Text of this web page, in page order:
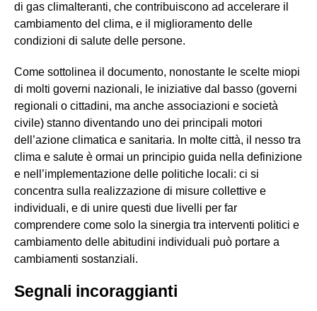
di gas climalteranti, che contribuiscono ad accelerare il
cambiamento del clima, e il miglioramento delle
condizioni di salute delle persone.
Come sottolinea il documento, nonostante le scelte miopi
di molti governi nazionali, le iniziative dal basso (governi
regionali o cittadini, ma anche associazioni e società
civile) stanno diventando uno dei principali motori
dell’azione climatica e sanitaria. In molte città, il nesso tra
clima e salute è ormai un principio guida nella definizione
e nell’implementazione delle politiche locali: ci si
concentra sulla realizzazione di misure collettive e
individuali, e di unire questi due livelli per far
comprendere come solo la sinergia tra interventi politici e
cambiamento delle abitudini individuali può portare a
cambiamenti sostanziali.
Segnali incoraggianti